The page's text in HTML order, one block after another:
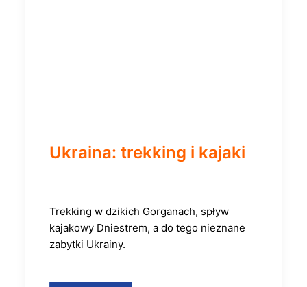
Ukraina: trekking i kajaki
Trekking w dzikich Gorganach, spływ
kajakowy Dniestrem, a do tego nieznane
zabytki Ukrainy.